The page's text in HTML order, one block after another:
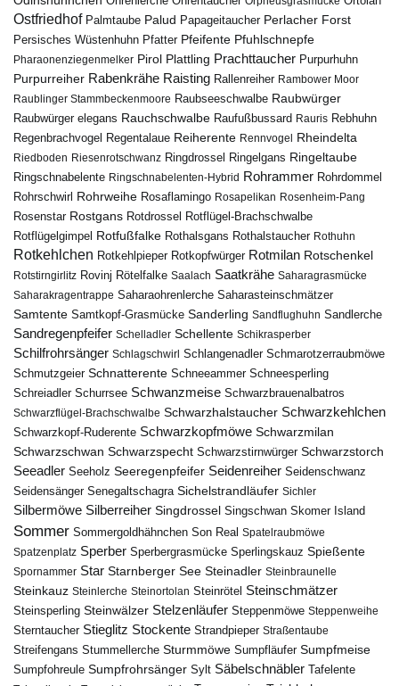
Ostfriedhof Palmtaube Palud Papageitaucher Perlacher Forst
Persisches Wüstenhuhn Pfatter Pfeifente Pfuhlschnepfe
Pharaonenziegenmelker Pirol Plattling Prachttaucher Purpurhuhn
Purpurreiher Rabenkrähe Raisting Rallenreiher Rambower Moor
Raublinger Stammbeckenmoore Raubseeschwalbe Raubwürger
Raubwürger elegans Rauchschwalbe Raufußbussard Rauris Rebhuhn
Regenbrachvogel Regentalaue Reiherente Rennvogel Rheindelta
Riedboden Riesenrotschwanz Ringdrossel Ringelgans Ringeltaube
Ringschnabelente Ringschnabelenten-Hybrid Rohrammer Rohrdommel
Rohrschwirl Rohrweihe Rosaflamingo Rosapelikan Rosenheim-Pang
Rosenstar Rostgans Rotdrossel
Rotflügel-Brachschwalbe
Rotflügelgimpel Rotfußfalke Rothalsgans Rothalstaucher Rothuhn
Rotkehlchen Rotkehlpieper Rotkopfwürger Rotmilan Rotschenkel
Rotstirngirlitz Rovinj Rötelfalke Saalach Saatkrähe Saharagrasmücke
Saharakragentrappe Saharaohrenlerche Saharasteinschmätzer
Samtente Samtkopf-Grasmücke Sanderling Sandflughuhn Sandlerche
Sandregenpfeifer Schelladler Schellente Schikrasperber
Schilfrohrsänger Schlagschwirl Schlangenadler Schmarotzerraubmöwe
Schmutzgeier Schnatterente Schneeammer Schneesperling
Schreiadler Schurrsee Schwanzmeise Schwarzbrauenalbatros
Schwarzflügel-Brachschwalbe Schwarzhalstaucher Schwarzkehlchen
Schwarzkopf-Ruderente Schwarzkopfmöwe Schwarzmilan
Schwarzschwan Schwarzspecht Schwarzstirnwürger Schwarzstorch
Seeadler Seeholz Seeregenpfeifer Seidenreiher Seidenschwanz
Seidensänger Senegaltschagra Sichelstrandläufer Sichler
Silbermöwe Silberreiher Singdrossel Singschwan Skomer Island
Sommer Sommergoldhähnchen Son Real Spatelraubmöwe
Spatzenplatz Sperber Sperbergrasmücke Sperlingskauz Spießente
Spornammer Star Starnberger See Steinadler Steinbraunelle
Steinkauz Steinlerche Steinortolan Steinrötel Steinschmätzer
Steinsperling Steinwälzer Stelzenläufer Steppenmöwe Steppenweihe
Sterntaucher Stieglitz Stockente Strandpieper Straßentaube
Streifengans Stummellerche Sturmmöwe Sumpfläufer Sumpfmeise
Sumpfohreule Sumpfrohrsänger Sylt Säbelschnäbler Tafelente